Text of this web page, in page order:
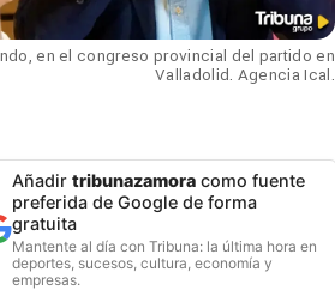
en el congreso provincial del partido en
Valladolid. Agencia Ical.
Añadir tribunazamora como fuente
preferida de Google de forma
gratuita
Mantente al día con Tribuna: la última hora en
deportes, sucesos, cultura, economía y
empresas.